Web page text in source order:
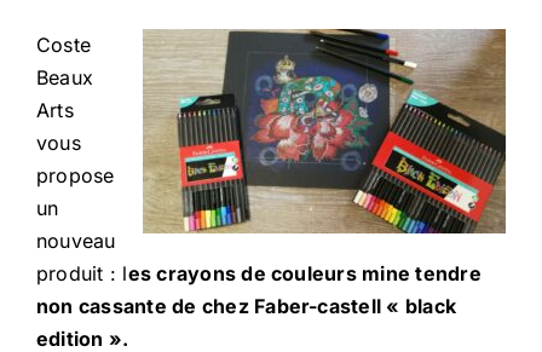
Coste
Beaux
Arts
vous
propose
un
nouveau
produit : les crayons de couleurs mine tendre
non cassante de chez Faber-castell « black
edition ».